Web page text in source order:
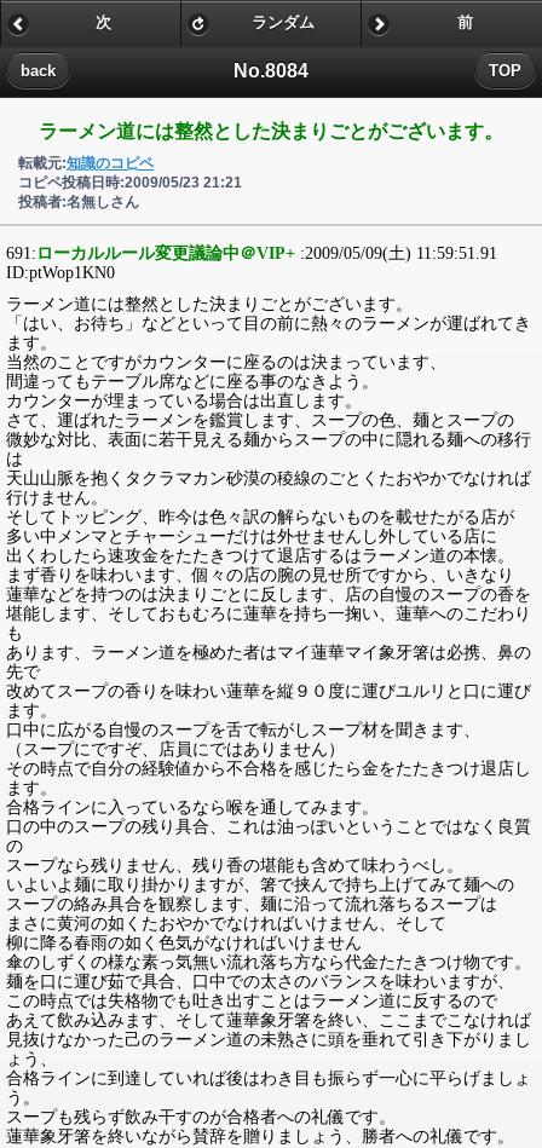
No.8084
back TOP
次 ランダム 前
ラーメン道には整然とした決まりごとがございます。
転載元:知識のコピペ
コピペ投稿日時:2009/05/23 21:21
投稿者:名無しさん
691: ローカルルール変更議論中＠VIP+ :2009/05/09(土) 11:59:51.91
ID:ptWop1KN0
ラーメン道には整然とした決まりごとがございます。
「はい、お待ち」などといって目の前に熱々のラーメンが運ばれてき
ます。
当然のことですがカウンターに座るのは決まっています、
間違ってもテーブル席などに座る事のなきよう。
カウンターが埋まっている場合は出直します。
さて、運ばれたラーメンを鑑賞します、スープの色、麺とスープの
微妙な対比、表面に若干見える麺からスープの中に隠れる麺への移行
は
天山山脈を抱くタクラマカン砂漠の稜線のごとくたおやかでなければ
行けません。
そしてトッピング、昨今は色々訳の解らないものを載せたがる店が
多い中メンマとチャーシューだけは外せませんし外している店に
出くわしたら速攻金をたたきつけて退店するはラーメン道の本懐。
まず香りを味わいます、個々の店の腕の見せ所ですから、いきなり
蓮華などを持つのは決まりごとに反します、店の自慢のスープの香を
堪能します、そしておもむろに蓮華を持ち一掬い、蓮華へのこだわり
も
あります、ラーメン道を極めた者はマイ蓮華マイ象牙箸は必携、鼻の
先で
改めてスープの香りを味わい蓮華を縦９０度に運びユルリと口に運び
ます。
口中に広がる自慢のスープを舌で転がしスープ材を聞きます、
（スープにですぞ、店員にではありません）
その時点で自分の経験値から不合格を感じたら金をたたきつけ退店し
ます。
合格ラインに入っているなら喉を通してみます。
口の中のスープの残り具合、これは油っぽいということではなく良質
の
スープなら残りません、残り香の堪能も含めて味わうべし。
いよいよ麺に取り掛かりますが、箸で挟んで持ち上げてみて麺への
スープの絡み具合を観察します、麺に沿って流れ落ちるスープは
まさに黄河の如くたおやかでなければいけません、そして
柳に降る春雨の如く色気がなければいけません
傘のしずくの様な素っ気無い流れ落ち方なら代金たたきつけ物です。
麺を口に運び茹で具合、口中での太さのバランスを味わいますが、
この時点では失格物でも吐き出すことはラーメン道に反するので
あえて飲み込みます、そして蓮華象牙箸を終い、ここまでこなければ
見抜けなかった己のラーメン道の未熟さに頭を垂れて引き下がりまし
ょう、
合格ラインに到達していれば後はわき目も振らず一心に平らげましょ
う。
スープも残らず飲み干すのが合格者への礼儀です。
蓮華象牙箸を終いながら賛辞を贈りましょう、勝者への礼儀です。